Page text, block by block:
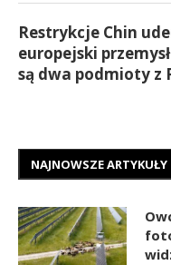
Restrykcje Chin
europejski
są dwa podmioty z
NAJNOWSZE ARTYKUŁY